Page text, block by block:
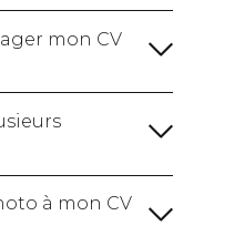
du poste que vous
que le recruteur
d’un coup d’oeil.
mon CV
à mon CV